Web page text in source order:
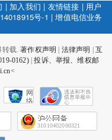
| 加入我们 | 友情链接 | 用户
号-1 |增值电信业务
转载.著作权声明 法律声明
互
0162)|投诉、举报、维权邮
网
络
会
征
31010402000321